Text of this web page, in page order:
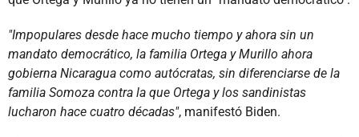
"Impopulares desde hace mucho tiempo y ahora sin un
mandato democrático, la familia Ortega y Murillo ahora
gobierna Nicaragua como autócratas, sin diferenciarse de la
familia Somoza contra la que Ortega y los sandinistas
lucharon hace cuatro décadas", manifestó Biden.